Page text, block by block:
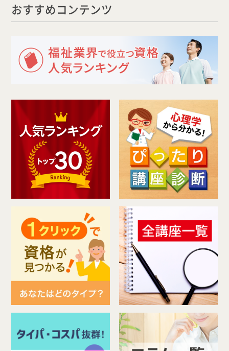
おすすめコンテンツ